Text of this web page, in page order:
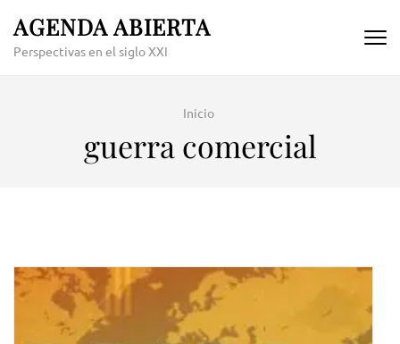
content
AGENDA ABIERTA
Perspectivas en el siglo XXI
Inicio
guerra comercial